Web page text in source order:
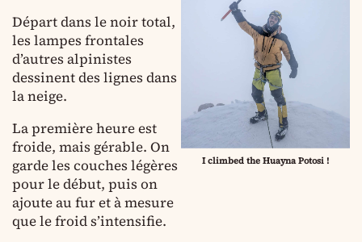
I climbed the Huayna Potosi !
Départ dans le noir total,
les lampes frontales
d’autres alpinistes
dessinent des lignes dans
la neige.
La première heure est
froide, mais gérable. On
garde les couches légères
pour le début, puis on
ajoute au fur et à mesure
que le froid s’intensifie.